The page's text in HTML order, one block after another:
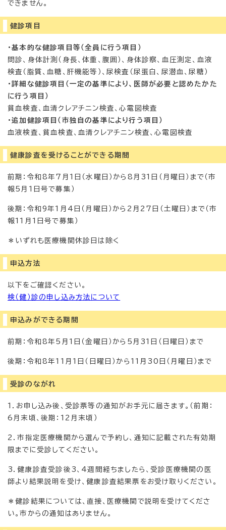
できません。
健診項目
・基本的な健診項目等（全員に行う項目）
問診、身体計測（身長、体重、腹囲）、身体診察、血圧測定、血液
検査（脂質、血糖、肝機能等）、尿検査（尿蛋白、尿潜血、尿糖）
・詳細な健診項目（一定の基準により、医師が必要と認めたかた
に行う項目）
貧血検査、血清クレアチニン検査、心電図検査
・追加健診項目（市独自の基準により行う項目）
血液検査、貧血検査、血清クレアチニン検査、心電図検査
健康診査を受けることができる期間
前期：令和8年7月1日（水曜日）から8月31日（月曜日）まで（市
報5月1日号で募集）
後期：令和9年1月4日（月曜日）から2月27日（土曜日）まで（市
報11月1日号で募集）
＊いずれも医療機関休診日は除く
申込方法
以下をご確認ください。
検（健）診の申し込み方法について
申込みができる期間
前期：令和8年5月1日（金曜日）から5月31日（日曜日）まで
後期：令和8年11月1日（日曜日）から11月30日（月曜日）まで
受診のながれ
1．お申し込み後、受診票等の通知がお手元に届きます。（前期：
6月末頃、後期：12月末頃）
2．市指定医療機関から選んで予約し、通知に記載された有効期
限までに受診してください。
3．健康診査受診後3、4週間経ちましたら、受診医療機関の医
師より結果説明を受け、健康診査結果票をお受け取りください。
＊健診結果については、直接、医療機関で説明を受けてくださ
い。市からの通知はありません。